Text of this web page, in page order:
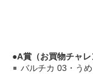
A賞（お買物チャレ
バルチカ 03・う